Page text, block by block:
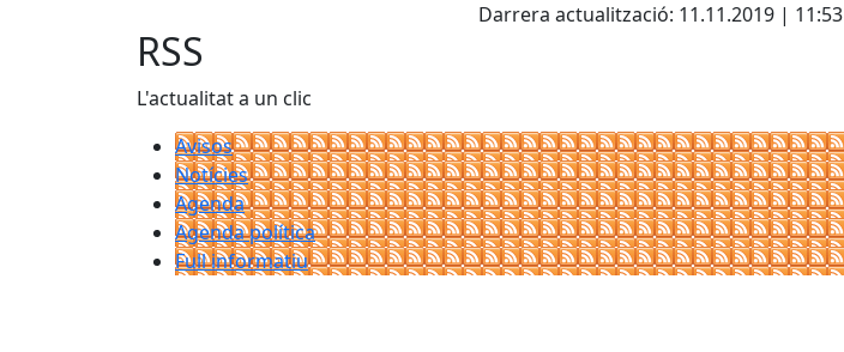
Darrera actualització: 11.11.2019 | 11:53
RSS
L'actualitat a un clic
Avisos
Notícies
Agenda
Agenda política
Full informatiu